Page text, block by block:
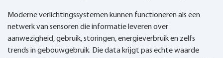
Moderne verlichtingssystemen kunnen functioneren als een
netwerk van sensoren die informatie leveren over
aanwezigheid, gebruik, storingen, energieverbruik en zelfs
trends in gebouwgebruik. Die data krijgt pas echte waarde